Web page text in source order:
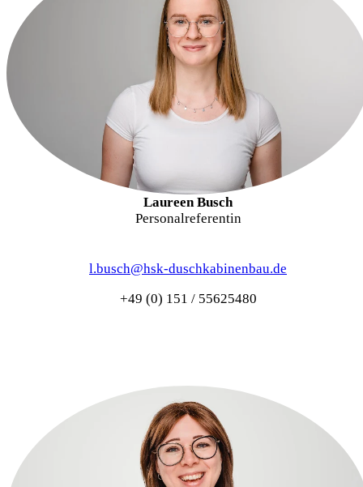
Laureen Busch
Personalreferentin
l.busch@hsk-duschkabinenbau.de
+49 (0) 151 / 55625480